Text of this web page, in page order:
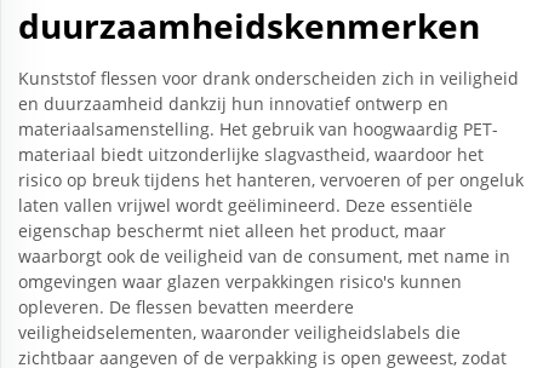
duurzaamheidskenmerken
Kunststof flessen voor drank onderscheiden zich in veiligheid
en duurzaamheid dankzij hun innovatief ontwerp en
materiaalsamenstelling. Het gebruik van hoogwaardig PET-
materiaal biedt uitzonderlijke slagvastheid, waardoor het
risico op breuk tijdens het hanteren, vervoeren of per ongeluk
laten vallen vrijwel wordt geëlimineerd. Deze essentiële
eigenschap beschermt niet alleen het product, maar
waarborgt ook de veiligheid van de consument, met name in
omgevingen waar glazen verpakkingen risico's kunnen
opleveren. De flessen bevatten meerdere
veiligheidselementen, waaronder veiligheidslabels die
zichtbaar aangeven of de verpakking is open geweest, zodat